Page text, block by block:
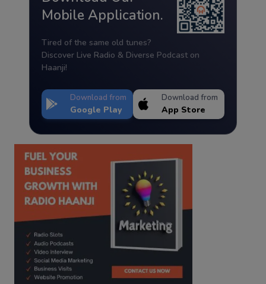
Mobile Application.
Tired of the same old tunes?
Discover Live Radio & Diverse Podcast on
Haanji!
Download from
Google Play
Download from
App Store